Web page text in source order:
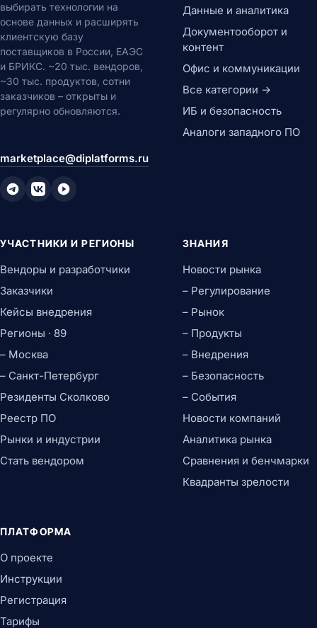
выбирать технологии на
основе данных и расширять
клиентскую базу
поставщиков в России, ЕАЭС
и БРИКС. ~20 тыс. вендоров,
~30 тыс. продуктов, сотни
заказчиков – открыты и
регулярно обновляются.
marketplace@diplatforms.ru
Данные и аналитика
Документооборот и
контент
Офис и коммуникации
Все категории →
ИБ и безопасность
Аналоги западного ПО
УЧАСТНИКИ И РЕГИОНЫ
Вендоры и разработчики
Заказчики
Кейсы внедрения
Регионы · 89
– Москва
– Санкт-Петербург
Резиденты Сколково
Реестр ПО
Рынки и индустрии
Стать вендором
ЗНАНИЯ
Новости рынка
– Регулирование
– Рынок
– Продукты
– Внедрения
– Безопасность
– События
Новости компаний
Аналитика рынка
Сравнения и бенчмарки
Квадранты зрелости
ПЛАТФОРМА
О проекте
Инструкции
Регистрация
Тарифы